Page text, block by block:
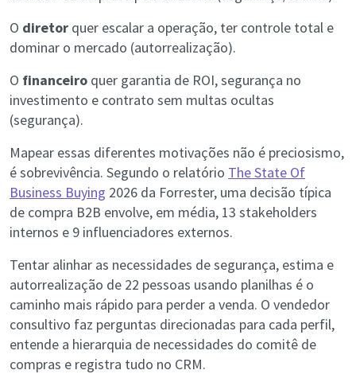
O diretor quer escalar a operação, ter controle total e
dominar o mercado (autorrealização).
O financeiro quer garantia de ROI, segurança no
investimento e contrato sem multas ocultas
(segurança).
Mapear essas diferentes motivações não é preciosismo,
é sobrevivência. Segundo o relatório The State Of
Business Buying 2026 da Forrester, uma decisão típica
de compra B2B envolve, em média, 13 stakeholders
internos e 9 influenciadores externos.
Tentar alinhar as necessidades de segurança, estima e
autorrealização de 22 pessoas usando planilhas é o
caminho mais rápido para perder a venda. O vendedor
consultivo faz perguntas direcionadas para cada perfil,
entende a hierarquia de necessidades do comitê de
compras e registra tudo no CRM.